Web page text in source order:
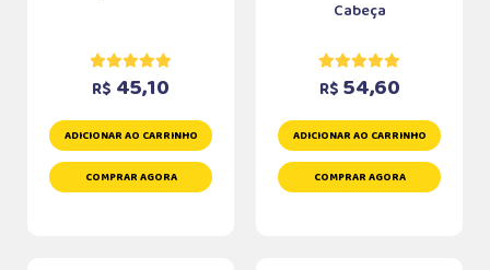
R$ 45,10
ADICIONAR AO CARRINHO
COMPRAR AGORA
Cabeça
R$ 54,60
ADICIONAR AO CARRINHO
COMPRAR AGORA